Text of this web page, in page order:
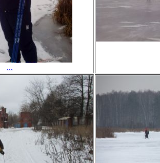
...